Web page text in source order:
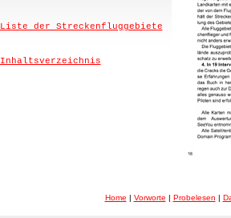
Liste der Streckenfluggebiete
Inhaltsverzeichnis
Home | Vorworte | Probelesen |